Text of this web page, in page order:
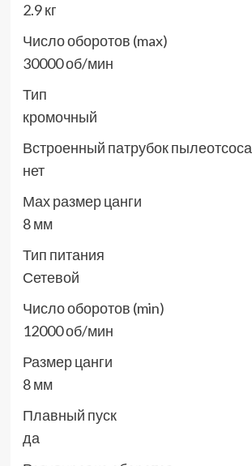
2.9 кг
Число оборотов (max)
30000 об/мин
Тип
кромочный
Встроенный патрубок пылеотсоса
нет
Мах размер цанги
8 мм
Тип питания
Сетевой
Число оборотов (min)
12000 об/мин
Размер цанги
8 мм
Плавный пуск
да